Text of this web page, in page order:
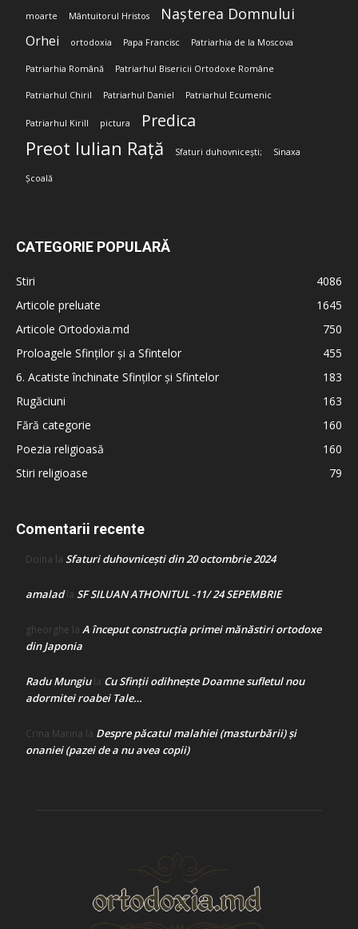
moarte Mântuitorul Hristos Nașterea Domnului
Orhei ortodoxia Papa Francisc Patriarhia de la Moscova
Patriarhia Română Patriarhul Bisericii Ortodoxe Române
Patriarhul Chiril Patriarhul Daniel Patriarhul Ecumenic
Patriarhul Kirill pictura Predica
Preot Iulian Rață Sfaturi duhovnicești; Sinaxa
Școală
CATEGORIE POPULARĂ
Stiri
4086
Articole preluate
1645
Articole Ortodoxia.md
750
Proloagele Sfinților și a Sfintelor
455
6. Acatiste închinate Sfinților și Sfintelor
183
Rugăciuni
163
Fără categorie
160
Poezia religioasă
160
Stiri religioase
79
Comentarii recente
Doina la Sfaturi duhovnicești din 20 octombrie 2024
amaladla SF SILUAN ATHONITUL -11/ 24 SEPEMBRIE
gheorghe la A început construcţia primei mănăstiri ortodoxe
din Japonia
Radu Mungiula Cu Sfinții odihnește Doamne sufletul nou
adormitei roabei Tale…
Crina Marina la Despre păcatul malahiei (masturbării) şi
onaniei (pazei de a nu avea copii)